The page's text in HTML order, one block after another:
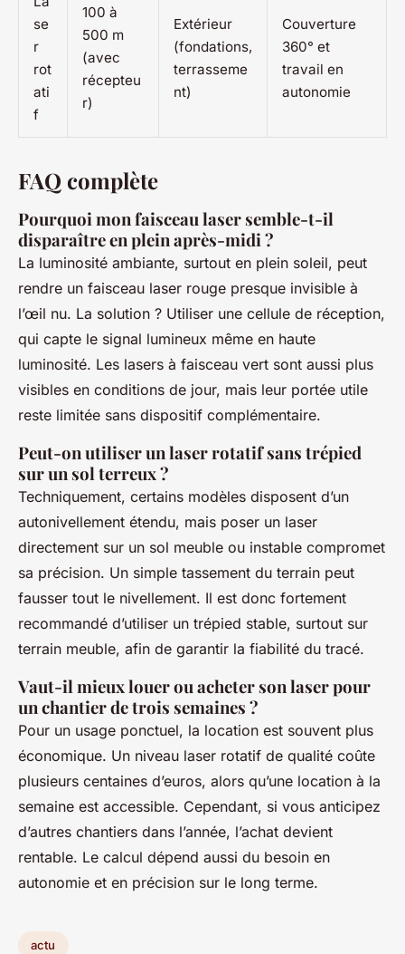
se
r
rot
ati
f
100 à
500 m
(avec
récepteu
r)
Extérieur
(fondations,
terrasseme
nt)
Couverture
360° et
travail en
autonomie
FAQ complète
Pourquoi mon faisceau laser semble-t-il
disparaître en plein après-midi ?
La luminosité ambiante, surtout en plein soleil, peut
rendre un faisceau laser rouge presque invisible à
l’œil nu. La solution ? Utiliser une cellule de réception,
qui capte le signal lumineux même en haute
luminosité. Les lasers à faisceau vert sont aussi plus
visibles en conditions de jour, mais leur portée utile
reste limitée sans dispositif complémentaire.
Peut-on utiliser un laser rotatif sans trépied
sur un sol terreux ?
Techniquement, certains modèles disposent d’un
autonivellement étendu, mais poser un laser
directement sur un sol meuble ou instable compromet
sa précision. Un simple tassement du terrain peut
fausser tout le nivellement. Il est donc fortement
recommandé d’utiliser un trépied stable, surtout sur
terrain meuble, afin de garantir la fiabilité du tracé.
Vaut-il mieux louer ou acheter son laser pour
un chantier de trois semaines ?
Pour un usage ponctuel, la location est souvent plus
économique. Un niveau laser rotatif de qualité coûte
plusieurs centaines d’euros, alors qu’une location à la
semaine est accessible. Cependant, si vous anticipez
d’autres chantiers dans l’année, l’achat devient
rentable. Le calcul dépend aussi du besoin en
autonomie et en précision sur le long terme.
actu